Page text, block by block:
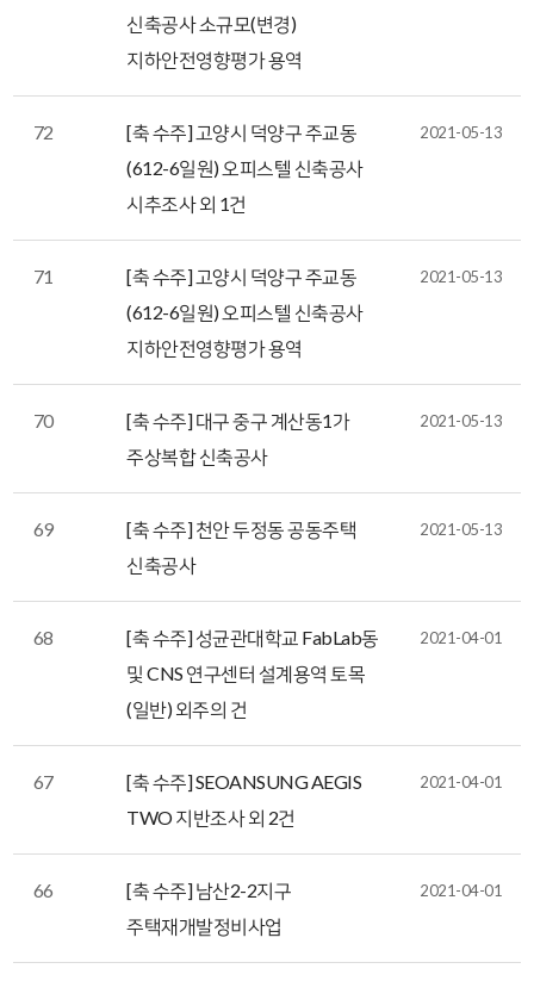
신축공사 소규모(변경)
지하안전영향평가 용역
72
[축 수주] 고양시 덕양구 주교동
(612-6일원) 오피스텔 신축공사
시추조사 외 1건
2021-05-13
71
[축 수주] 고양시 덕양구 주교동
(612-6일원) 오피스텔 신축공사
지하안전영향평가 용역
2021-05-13
70
[축 수주] 대구 중구 계산동1가
주상복합 신축공사
2021-05-13
69
[축 수주] 천안 두정동 공동주택
신축공사
2021-05-13
68
[축 수주] 성균관대학교 FabLab동
및 CNS 연구센터 설계용역 토목
(일반) 외주의 건
2021-04-01
67
[축 수주] SEOANSUNG AEGIS
TWO 지반조사 외 2건
2021-04-01
66
[축 수주] 남산2-2지구
주택재개발정비사업
2021-04-01